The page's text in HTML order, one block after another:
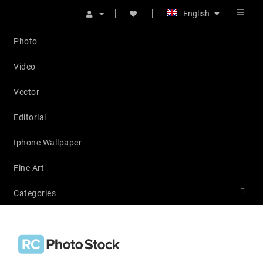
English
Photo
Video
Vector
Editorial
Iphone Wallpaper
Fine Art
Categories